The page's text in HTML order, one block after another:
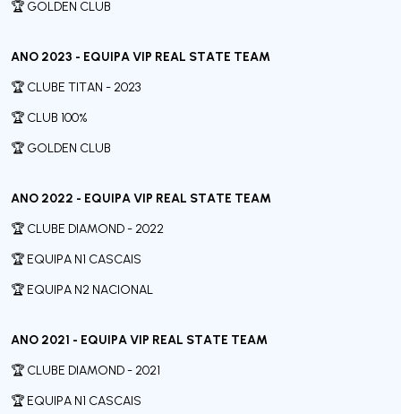
🏆 GOLDEN CLUB
ANO 2023 - EQUIPA VIP REAL STATE TEAM
🏆 CLUBE TITAN - 2023
🏆 CLUB 100%
🏆 GOLDEN CLUB
ANO 2022 - EQUIPA VIP REAL STATE TEAM
🏆 CLUBE DIAMOND - 2022
🏆 EQUIPA N1 CASCAIS
🏆 EQUIPA N2 NACIONAL
ANO 2021 - EQUIPA VIP REAL STATE TEAM
🏆 CLUBE DIAMOND - 2021
🏆 EQUIPA N1 CASCAIS